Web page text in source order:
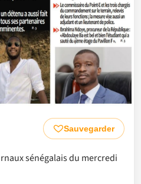
Sauvegarder
sénégalais du mercredi